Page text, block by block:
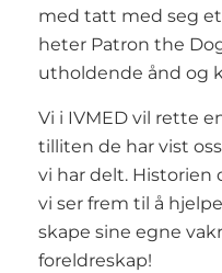
med tatt med seg
heter Patron the
utholdende ånd og
Vi i IVMED vil rette
tilliten de har vist
vi har delt. Historien
vi ser frem til å
skape sine egne
foreldreskap!